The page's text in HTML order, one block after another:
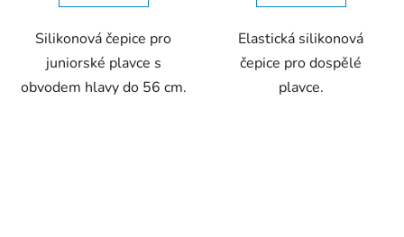
Silikonová čepice pro
juniorské plavce s
obvodem hlavy do 56 cm.
Elastická silikonová
čepice pro dospělé
plavce.